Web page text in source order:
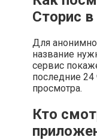
Сторис
Для
название
сервис
последние 24
просмотра.
Кто